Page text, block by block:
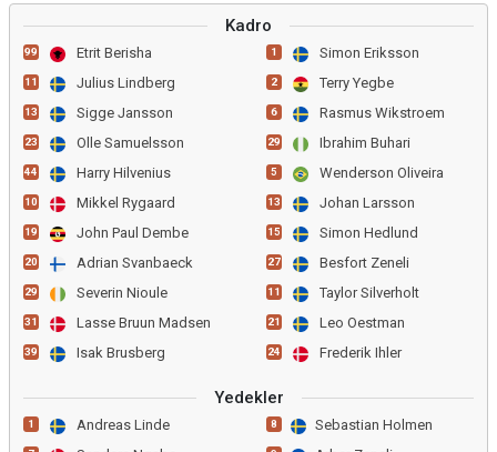
Kadro
99 Etrit Berisha
11 Julius Lindberg
13 Sigge Jansson
23 Olle Samuelsson
44 Harry Hilvenius
10 Mikkel Rygaard
19 John Paul Dembe
20 Adrian Svanbaeck
29 Severin Nioule
31 Lasse Bruun Madsen
39 Isak Brusberg
1 Simon Eriksson
2 Terry Yegbe
6 Rasmus Wikstroem
29 Ibrahim Buhari
5 Wenderson Oliveira
13 Johan Larsson
15 Simon Hedlund
27 Besfort Zeneli
11 Taylor Silverholt
21 Leo Oestman
24 Frederik Ihler
Yedekler
1 Andreas Linde 8 Sebastian Holmen